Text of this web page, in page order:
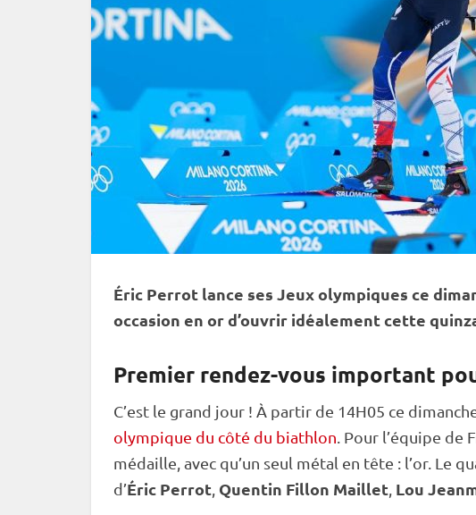
Éric Perrot lance ses Jeux olympiques ce
occasion en or d’ouvrir idéalement cette
Premier rendez-vous important
C’est le grand jour ! À partir de 14H05 ce
olympique du côté du biathlon . Pour l’équipe de
médaille, avec qu’un seul métal en tête : l’or. Le
d’Éric Perrot Quentin Fillon Maillet Lou